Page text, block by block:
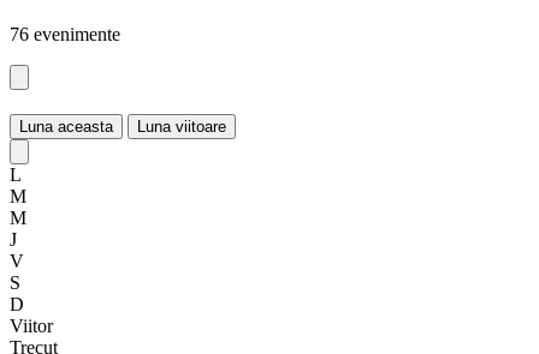
76 evenimente
Luna aceasta Luna viitoare
L
M
M
J
V
S
D
Viitor
Trecut